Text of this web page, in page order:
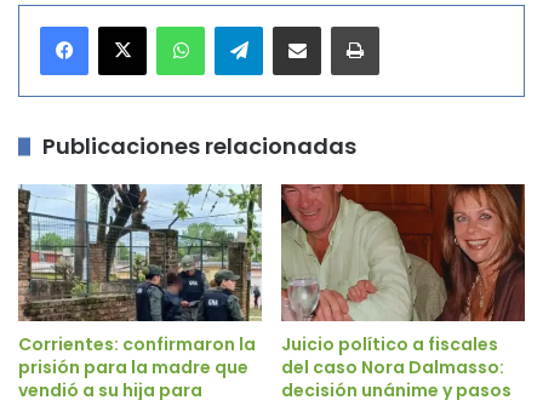
Telegram
Publicaciones relacionadas
Corrientes: confirmaron la
prisión para la madre que
vendió a su hija para
Juicio político a fiscales
del caso Nora Dalmasso:
decisión unánime y pasos